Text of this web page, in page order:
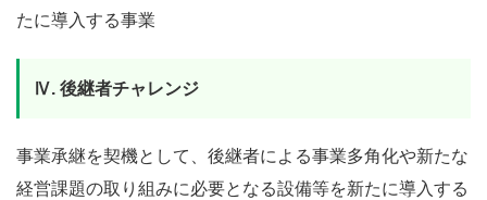
たに導入する事業
Ⅳ. 後継者チャレンジ
事業承継を契機として、後継者による事業多角化や新たな
経営課題の取り組みに必要となる設備等を新たに導入する